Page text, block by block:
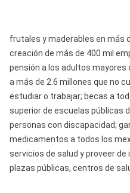
frutales y maderables en más
creación de más de 400 mil
pensión a los adultos mayores
a más de 2.6 millones que no
estudiar o trabajar; becas a
superior de escuelas públicas
personas con discapacidad;
medicamentos a todos los
servicios de salud y proveer
plazas públicas, centros de